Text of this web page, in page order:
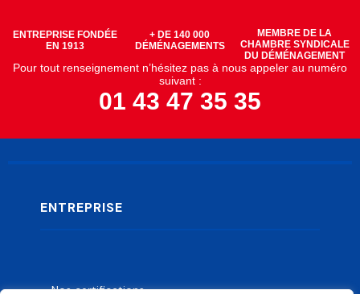
ENTREPRISE FONDÉE
EN 1913
+ DE 140 000
DÉMÉNAGEMENTS
MEMBRE DE LA
CHAMBRE SYNDICALE
DU DÉMÉNAGEMENT
Pour tout renseignement n’hésitez pas à nous appeler au numéro
suivant :
01 43 47 35 35
ENTREPRISE
Nos certifications